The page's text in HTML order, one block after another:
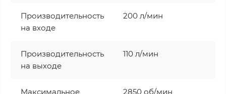
Производительность
на входе
200 л/мин
Производительность
на выходе
110 л/мин
Максимальное
2850 об/мин